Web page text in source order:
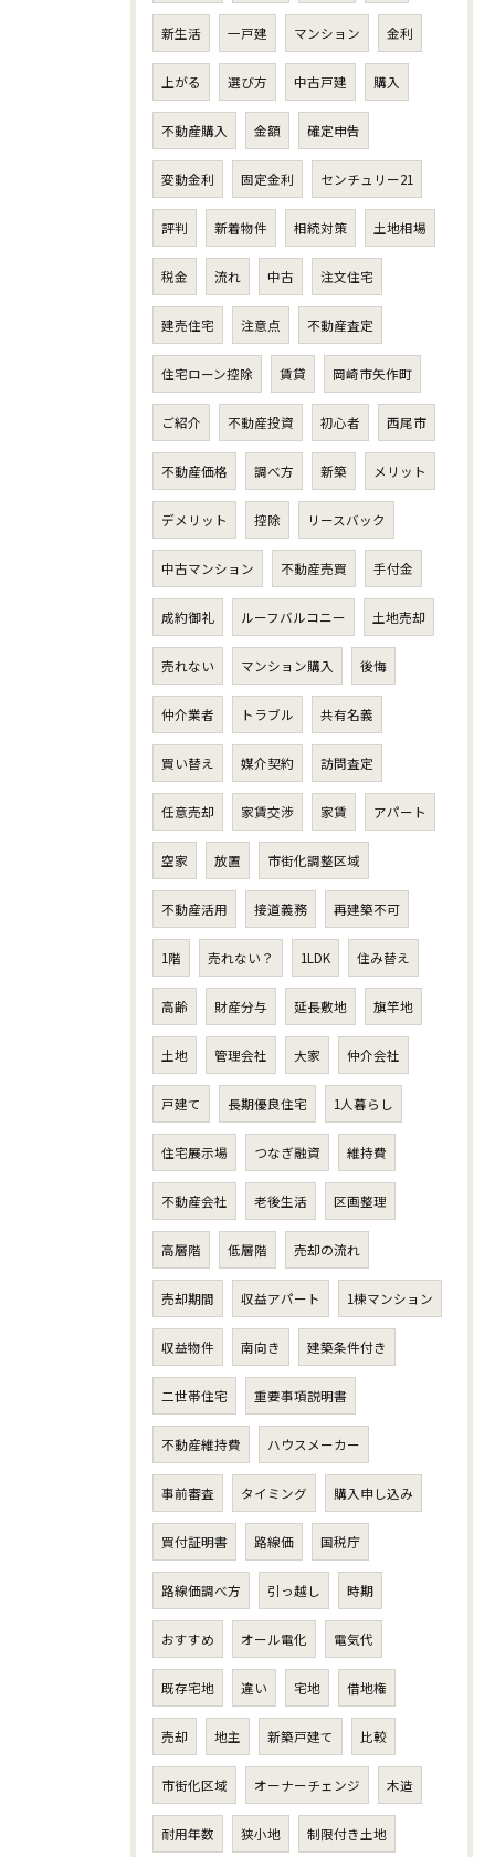
新生活 一戸建 マンション 金利
上がる 選び方 中古戸建 購入
不動産購入 金額 確定申告
変動金利 固定金利 センチュリー21
評判 新着物件 相続対策 土地相場
税金 流れ 中古 注文住宅
建売住宅 注意点 不動産査定
住宅ローン控除 賃貸 岡崎市矢作町
ご紹介 不動産投資 初心者 西尾市
不動産価格 調べ方 新築 メリット
デメリット 控除 リースバック
中古マンション 不動産売買 手付金
成約御礼 ルーフバルコニー 土地売却
売れない マンション購入 後悔
仲介業者 トラブル 共有名義
買い替え 媒介契約 訪問査定
任意売却 家賃交渉 家賃 アパート
空家 放置 市街化調整区域
不動産活用 接道義務 再建築不可
1階 売れない？ 1LDK 住み替え
高齢 財産分与 延長敷地 旗竿地
土地 管理会社 大家 仲介会社
戸建て 長期優良住宅 1人暮らし
住宅展示場 つなぎ融資 維持費
不動産会社 老後生活 区画整理
高層階 低層階 売却の流れ
売却期間 収益アパート 1棟マンション
収益物件 南向き 建築条件付き
二世帯住宅 重要事項説明書
不動産維持費 ハウスメーカー
事前審査 タイミング 購入申し込み
買付証明書 路線価 国税庁
路線価調べ方 引っ越し 時期
おすすめ オール電化 電気代
既存宅地 違い 宅地 借地権
売却 地主 新築戸建て 比較
市街化区域 オーナーチェンジ 木造
耐用年数 狭小地 制限付き土地